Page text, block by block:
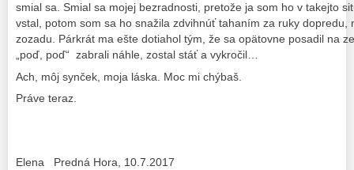
smial sa. Smial sa mojej bezradnosti, pretože ja som ho v takejto
vstal, potom som sa ho snažila zdvihnúť tahaním za ruky dopredu,
zozadu. Párkrát ma ešte dotiahol tým, že sa opätovne posadil na
„poď, poď“ zabrali náhle, zostal stáť a vykročil…
Ach, môj synček, moja láska. Moc mi chýbaš.
Práve teraz.
Elena Predná Hora, 10.7.2017